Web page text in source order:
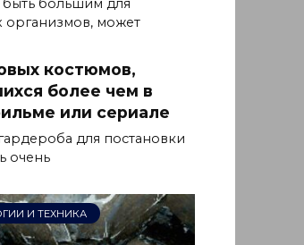
большим для
организмов, может
костюмов,
более чем в
или сериале
для постановки
очень
И ТЕХНИКА